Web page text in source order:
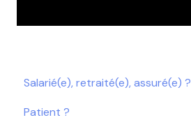
Salarié(e), retraité(e), assuré(e) ?
Télésoin & Messagerie
Patient ?